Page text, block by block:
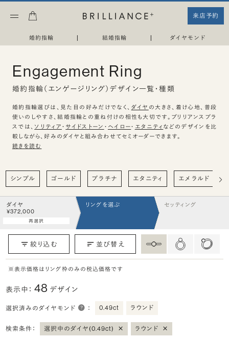
来店予約
婚約指輪 | 結婚指輪 | ダイヤモンド
Engagement Ring
婚約指輪（エンゲージリング）デザイン一覧・種類
婚約指輪選びは、見た目の好みだけでなく、 ダイヤ の大きさ、着け心地、普段
使いのしやすさ、結婚指輪との重ね付けの相性も大切です。ブリリアンスプラ
スでは、 ソリティア ・ サイドストーン ・ ヘイロー・ エタニティ などのデザインを比
較しながら、好みのダイヤと組み合わせてセミオーダーできます。
続きを読む
シンプル ゴールド プラチナ エタニティ エメラルド
ダイヤ
¥372,000
再選択
リングを選ぶ セッティング
絞り込む 並び替え
※表示価格はリング枠のみの税込価格です
表示中：48 デザイン
選択済みのダイヤモンド ： 0.49ct ラウンド
検索条件： 選択中のダイヤ(0.49ct) × ラウンド ×